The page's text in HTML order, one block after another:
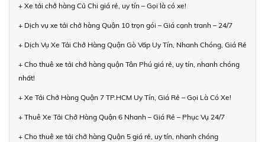
+ Xe tải chở hàng Củ Chi giá rẻ, uy tín – Gọi là có xe!
+ Dịch vụ xe tải chở hàng Quận 10 trọn gói – Giá cạnh tranh – 24/7
+ Dịch Vụ Xe Tải Chở Hàng Quận Gò Vấp Uy Tín, Nhanh Chóng, Giá Rẻ
+ Cho thuê xe tải chở hàng quận Tân Phú giá rẻ, uy tín, nhanh chóng
nhất!
+ Xe Tải Chở Hàng Quận 7 TP.HCM Uy Tín, Giá Rẻ – Gọi Là Có Xe!
+ Thuê Xe Tải Chở Hàng Quận 6 Nhanh – Giá Rẻ – Phục Vụ 24/7
+ Cho thuê xe tải chở hàng Quận 5 giá rẻ, uy tín, nhanh chóng